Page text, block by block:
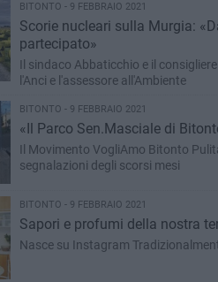
BITONTO - 9 FEBBRAIO 2021
Scorie nucleari sulla Murgia:
partecipato»
Il sindaco Abbaticchio e il
l'Anci e l'assessore all'Ambiente
BITONTO - 9 FEBBRAIO 2021
«Il Parco Sen.Masciale di
Il Movimento VogliAmo Bitonto
segnalazioni degli scorsi mesi
BITONTO - 9 FEBBRAIO 2021
Sapori e profumi della nostra
Nasce su Instagram